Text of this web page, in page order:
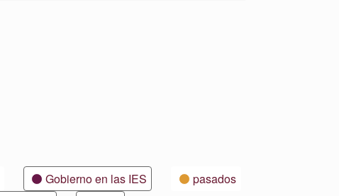
Gobierno en las IES
pasados